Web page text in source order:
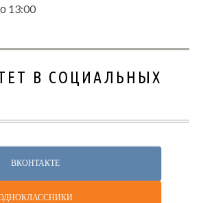
13:00
В СОЦИАЛЬНЫХ
ВКОНТАКТЕ